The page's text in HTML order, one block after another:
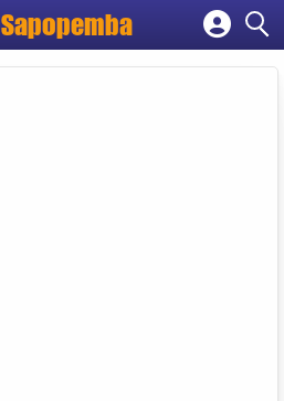
Sapopemba
Cadastrar empresa